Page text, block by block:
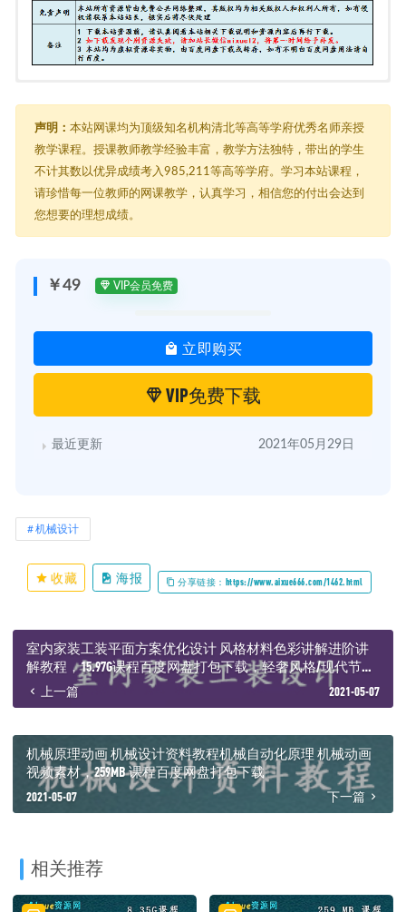
非标机械设计机构设计自动化设计电气设计PLC视频学习教程/非标设计
提高/视频教程/
| ├──
| ├──01 非标自动化机械设计基础全套 四十七课01-10.7z 2.51G
| ├──01 非标自动化机械设计基础全套 四十七课11-20.7z 1.82G
| ├──01 非标自动化机械设计基础全套 四十七课21-30.7z 1.25G
| ├──
| └──02 电工基础 二十一课.7z 2.13G
| ├──
| └──03 PLC入门 八课.7z 506.47M
├──04 PLC高级 二十课
| ├──
| └──04 PLC高级二十课.7z 1.18G
├──05 PLC经验与技巧 九课
| └──05 PLC经验与技巧 九课.7z 639.44M
├──07 触摸屏 十课
| ├──
└──
声明： 本站网课均为顶级知名机构清北等高等学府优秀名师亲授
教学课程。授课教师教学经验丰富，教学方法独特，带出的学生
不计其数以优异成绩考入985,211等高等学府。学习本站课程，
请珍惜每一位教师的网课教学，认真学习，相信您的付出会达到
您想要的理想成绩。
￥49 VIP会员免费
立即购买
VIP免费下载
最近更新 2021年05月29日
机械设计
收藏 海报 分享链接：https://www.aixue666.com/1462.html
室内家装工装平面方案优化设计 风格材料色彩讲解进阶讲
解教程，15.97G课程百度网盘打包下载，轻奢风格/现代节约
风格/欧美风格/新中式风格等
上一篇 2021-05-07
机械原理动画 机械设计资料教程机械自动化原理 机械动画
视频素材，259MB 课程百度网盘打包下载
2021-05-07 下一篇
相关推荐